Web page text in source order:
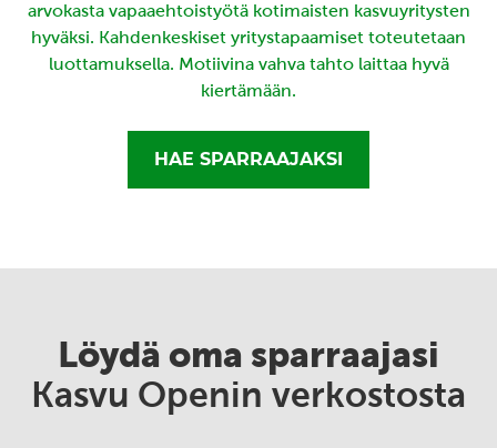
arvokasta vapaaehtoistyötä kotimaisten kasvuyritysten
hyväksi. Kahdenkeskiset yritystapaamiset toteutetaan
luottamuksella. Motiivina vahva tahto laittaa hyvä
kiertämään.
HAE SPARRAAJAKSI
Löydä oma sparraajasi
Kasvu Openin verkostosta